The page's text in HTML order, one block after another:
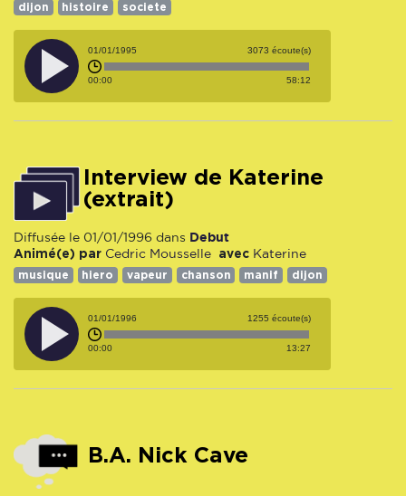
dijon
histoire societe
01/01/1995 3073 écoute(s)
00:00 58:12
interview de Katerine
(extrait)
Diffusée le 01/01/1996 dans Debut
Animé(e) par Cedric Mousselle avec Katerine
musique hiero vapeur chanson manif dijon
01/01/1996 1255 écoute(s)
00:00 13:27
B.A. Nick Cave